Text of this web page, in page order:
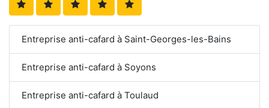
Entreprise anti-cafard à Saint-Georges-les-Bains
Entreprise anti-cafard à Soyons
Entreprise anti-cafard à Toulaud